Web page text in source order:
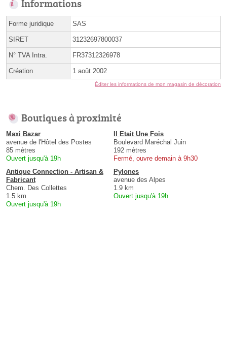
Informations
Forme juridique SAS
SIRET 31232697800037
N° TVA Intra. FR37312326978
Création 1 août 2002
Éditer les informations de mon magasin de décoration
Boutiques à proximité
Maxi Bazar
avenue de l'Hôtel des Postes
85 mètres
Ouvert jusqu'à 19h
Il Etait Une Fois
Boulevard Maréchal Juin
192 mètres
Fermé, ouvre demain à 9h30
Antique Connection - Artisan &
Fabricant
Chem. Des Collettes
1.5 km
Ouvert jusqu'à 19h
Pylones
avenue des Alpes
1.9 km
Ouvert jusqu'à 19h